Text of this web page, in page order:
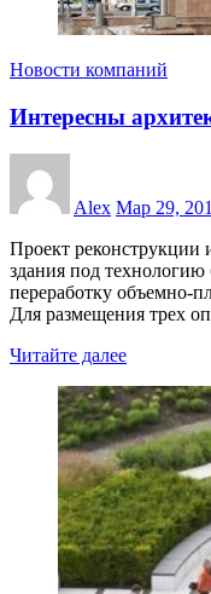
Новости компаний
Интересны
Alex Мар 29,
Проект реконструкции
здания под
переработку объемно-
Для размещения трех
Читайте далее